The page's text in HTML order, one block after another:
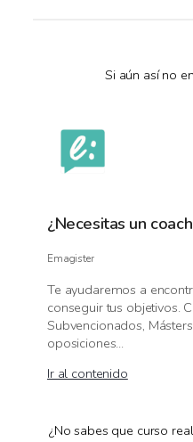
Si aún así no
¿Necesitas un
Emagister
Te ayudaremos a
conseguir tus objetivos.
Subvencionados,
oposiciones...
Ir al contenido
¿No sabes que curso